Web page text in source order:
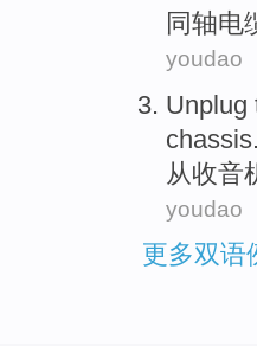
同轴电
youdao
Unplug
chassis.
从收音
youdao
更多双语